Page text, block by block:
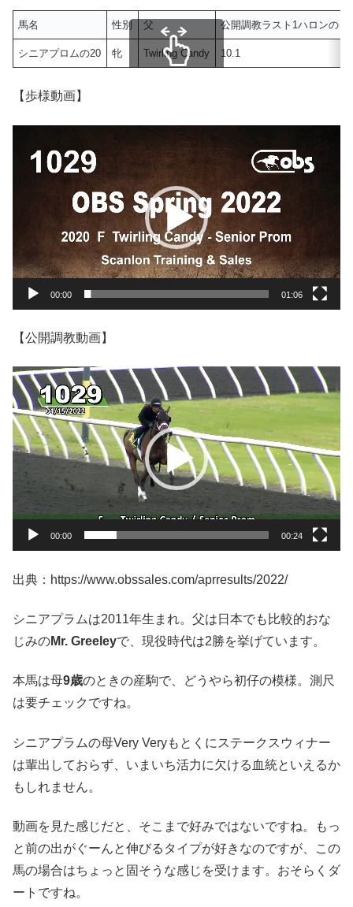
馬名 性別 父 公開調教ラスト1ハロンのタ
シニアプロムの20 牝 Twirling Candy 10.1
【歩様動画】
ー
00:00 01:06
【公開調教動画】
動
画
プ
レ
ー
ヤ
ー
00:00 00:24
出典：https://www.obssales.com/aprresults/2022/
シニアプラムは2011年生まれ。父は日本でも比較的おな
じみのMr. Greeleyで、現役時代は2勝を挙げています。
本馬は母9歳のときの産駒で、どうやら初仔の模様。測尺
は要チェックですね。
シニアプラムの母Very Veryもとくにステークスウィナー
は輩出しておらず、いまいち活力に欠ける血統といえるか
もしれません。
動画を見た感じだと、そこまで好みではないですね。もっ
と前の出がぐーんと伸びるタイプが好きなのですが、この
馬の場合はちょっと固そうな感じを受けます。おそらくダ
ートですね。